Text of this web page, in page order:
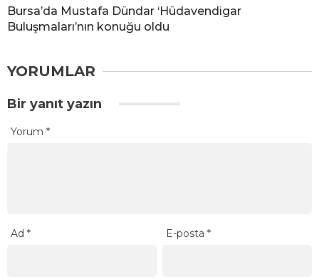
Bursa’da Mustafa Dündar ‘Hüdavendigar
Buluşmaları’nın konuğu oldu
YORUMLAR
Bir yanıt yazın
Yorum *
Ad * E-posta*